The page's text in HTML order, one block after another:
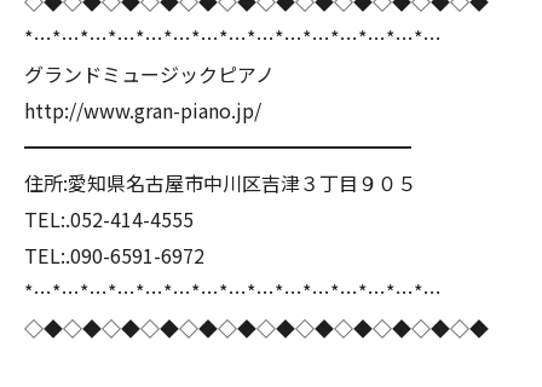
*…*…*…*…*…*…*…*…*…*…*…*…*…*…*…
グランドミュージックピアノ
http://www.gran-piano.jp/
━━━━━━━━━━━━━━━━━━━━
住所:愛知県名古屋市中川区吉津３丁目９０５
TEL:.052-414-4555
TEL:.090-6591-6972
*…*…*…*…*…*…*…*…*…*…*…*…*…*…*…
◇◆◇◆◇◆◇◆◇◆◇◆◇◆◇◆◇◆◇◆◇◆◇◆